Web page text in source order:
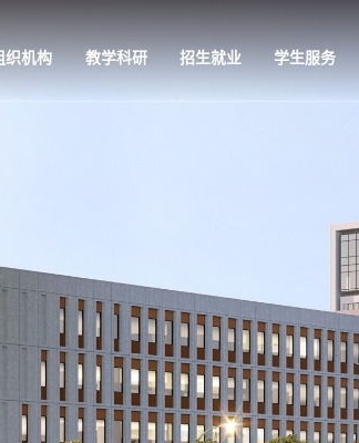
织机构 教学科研 招生就业 学生服务